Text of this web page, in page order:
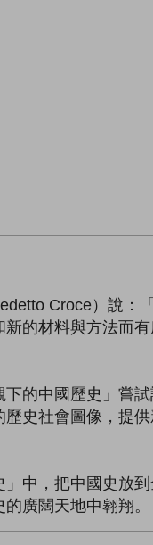
Croce）說：
的材料與方法而
的中國歷史」嘗
史社會圖像，提
中，把中國史放到
廣闊天地中翱翔。